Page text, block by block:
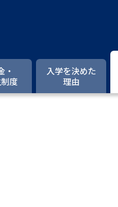
認定試験
研究
集
・
度
入学を決めた
理由